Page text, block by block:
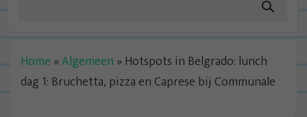
Home »Algemeen » Hotspots in Belgrado: lunch
dag 1: Bruchetta, pizza en Caprese bij Communale